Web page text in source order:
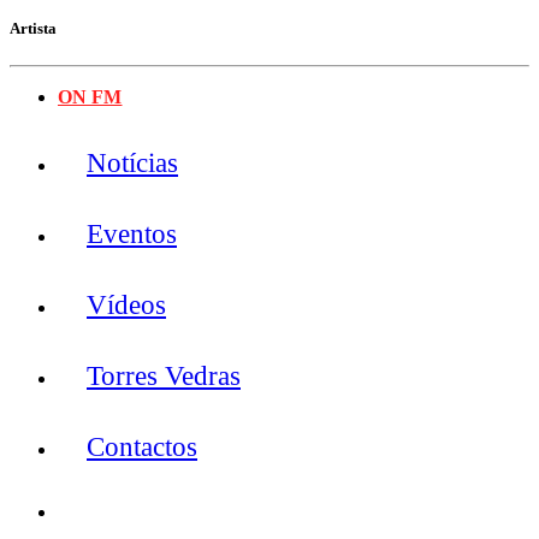
Artista
ON FM
Notícias
Eventos
Vídeos
Torres Vedras
Contactos